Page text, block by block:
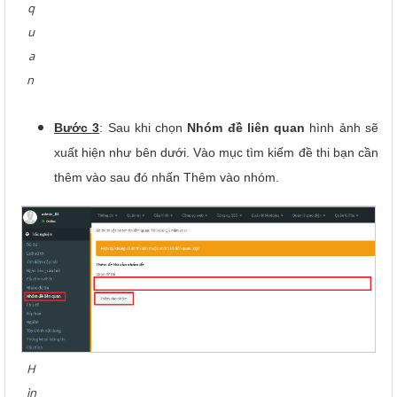
q
u
a
n
Bước 3: Sau khi chọn Nhóm đề liên quan hình ảnh sẽ
xuất hiện như bên dưới. Vào mục tìm kiếm đề thi bạn cần
thêm vào sau đó nhấn Thêm vào nhóm.
H
ìn